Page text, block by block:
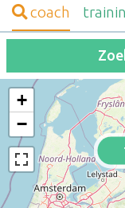
coach
+
−